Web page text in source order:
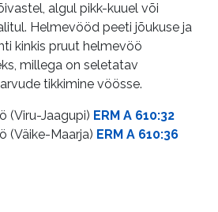
algul pikk-kuuel või
Helmevööd peeti jõukuse ja
kinkis pruut helmevöö
millega on seletatav
tikkimine vöösse.
(Viru-Jaagupi) ERM A 610:32
(Väike-Maarja) ERM A 610:36